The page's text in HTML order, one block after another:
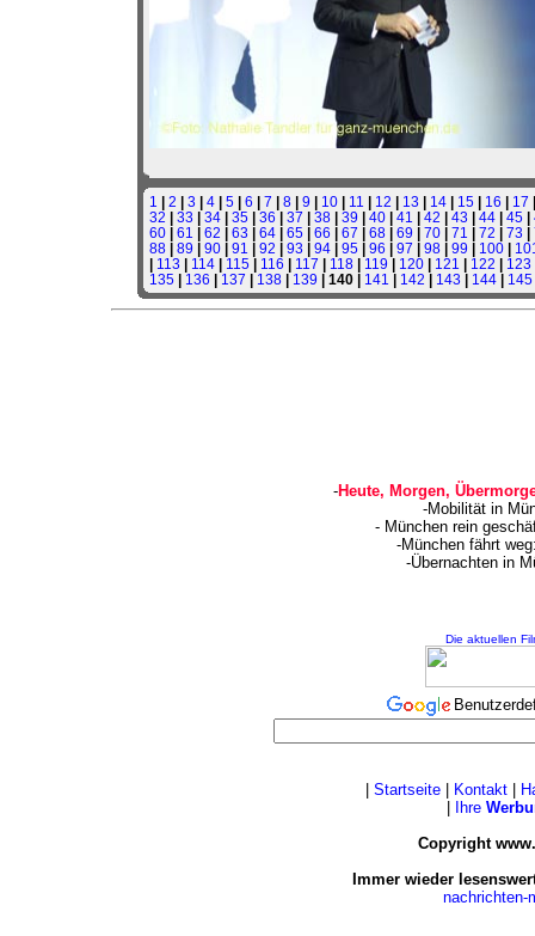
1 | 2 | 3 | 4 | 5 | 6 | 7 | 8 | 9 | 10 | 11 | 12 | 13 | 14 | 15 | 16 | 17
32 | 33 | 34 | 35 | 36 | 37 | 38 | 39 | 40 | 41 | 42 | 43 | 44 | 45 |
60 | 61 | 62 | 63 | 64 | 65 | 66 | 67 | 68 | 69 | 70 | 71 | 72 | 73 |
88 | 89 | 90 | 91 | 92 | 93 | 94 | 95 | 96 | 97 | 98 | 99 | 100 |
| 113 | 114 | 115 | 116 | 117 | 118 | 119 | 120 | 121 | 122 | 123
135 | 136 | 137 | 138 | 139 | 140 | 141 | 142 | 143 | 144 | 145
-Heute, Morgen,
-Mobilität in
- München rein
-München fährt
-Übernachten in
Die aktuellen
Startseite| Kontakt|
Ihre
Copyright
Immer wieder
nachrichten-